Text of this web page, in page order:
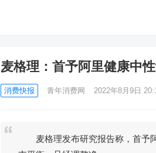
麦格理：首予阿里健康中
消费快报 青年消费网 2022年8月9日
麦格理发布研究报告称，首予阿